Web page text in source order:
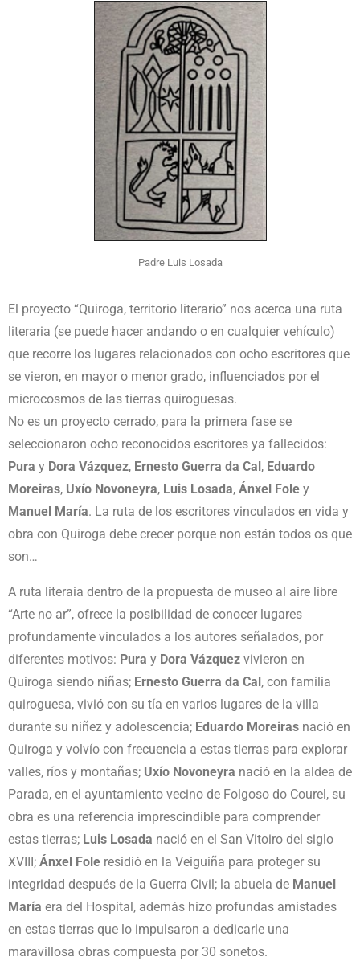
Padre Luis Losada
El proyecto “Quiroga, territorio literario” nos acerca una ruta
literaria (se puede hacer andando o en cualquier vehículo)
que recorre los lugares relacionados con ocho escritores que
se vieron, en mayor o menor grado, influenciados por el
microcosmos de las tierras quiroguesas.
No es un proyecto cerrado, para la primera fase se
seleccionaron ocho reconocidos escritores ya fallecidos:
Pura y Dora Vázquez, Ernesto Guerra da Cal, Eduardo
Moreiras, Uxío Novoneyra, Luis Losada, Ánxel Fole y
Manuel María. La ruta de los escritores vinculados en vida y
obra con Quiroga debe crecer porque non están todos os que
son…
A ruta literaia dentro de la propuesta de museo al aire libre
“Arte no ar”, ofrece la posibilidad de conocer lugares
profundamente vinculados a los autores señalados, por
diferentes motivos: Pura y Dora Vázquez vivieron en
Quiroga siendo niñas; Ernesto Guerra da Cal, con familia
quiroguesa, vivió con su tía en varios lugares de la villa
durante su niñez y adolescencia; Eduardo Moreiras nació en
Quiroga y volvío con frecuencia a estas tierras para explorar
valles, ríos y montañas; Uxío Novoneyra nació en la aldea de
Parada, en el ayuntamiento vecino de Folgoso do Courel, su
obra es una referencia imprescindible para comprender
estas tierras; Luis Losada nació en el San Vitoiro del siglo
XVIII; Ánxel Fole residió en la Veiguiña para proteger su
integridad después de la Guerra Civil; la abuela de Manuel
María era del Hospital, además hizo profundas amistades
en estas tierras que lo impulsaron a dedicarle una
maravillosa obras compuesta por 30 sonetos.